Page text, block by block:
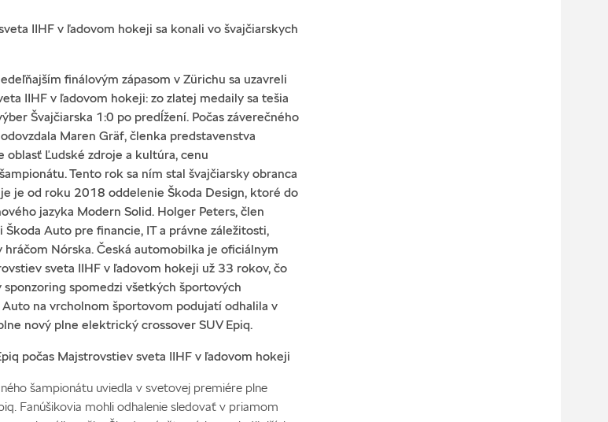
IIHF v ľadovom hokeji sa konali vo švajčiarskych
finálovým zápasom v Zürichu sa uzavreli
IIHF v ľadovom hokeji: zo zlatej medaily sa tešia
Švajčiarska 1:0 po predĺžení. Počas záverečného
Maren Gräf, členka predstavenstva
oblasť Ľudské zdroje a kultúra, cenu
Tento rok sa ním stal švajčiarsky obranca
je od roku 2018 oddelenie Škoda Design, ktoré do
jazyka Modern Solid. Holger Peters, člen
Auto pre financie, IT a právne záležitosti,
hráčom Nórska. Česká automobilka je oficiálnym
sveta IIHF v ľadovom hokeji už 33 rokov, čo
spomedzi všetkých športových
na vrcholnom športovom podujatí odhalila v
nový plne elektrický crossover SUV Epiq.
počas Majstrovstiev sveta IIHF v ľadovom hokeji
šampionátu uviedla v svetovej premiére plne
Fanúšikovia mohli odhalenie sledovať v priamom